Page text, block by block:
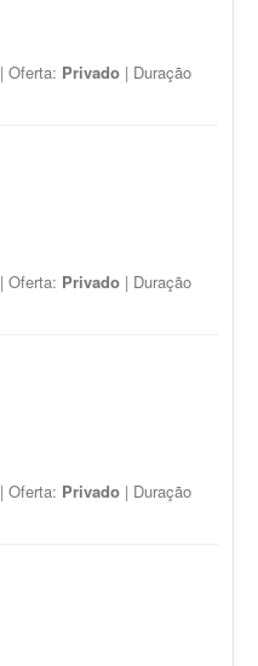
| Oferta: Privado | Duração
| Oferta: Privado | Duração
| Oferta: Privado | Duração